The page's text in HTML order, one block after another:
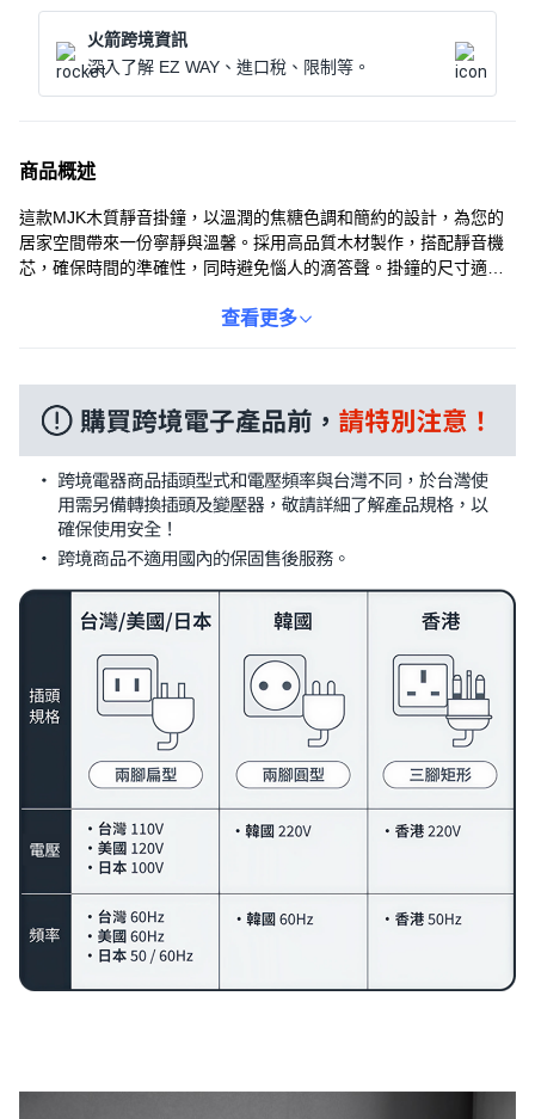
火箭跨境資訊
深入了解 EZ WAY、進口稅、限制等。
商品概述
這款MJK木質靜音掛鐘，以溫潤的焦糖色調和簡約的設計，為您的
居家空間帶來一份寧靜與溫馨。採用高品質木材製作，搭配靜音機
芯，確保時間的準確性，同時避免惱人的滴答聲。掛鐘的尺寸適
然的氣息。無論是自用還是送禮，都是一個不錯的選擇。讓這款掛
查看更多